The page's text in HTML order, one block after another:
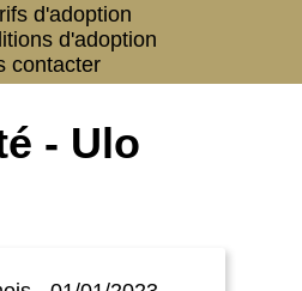
d'adoption
d'adoption
contacter
- Ulo